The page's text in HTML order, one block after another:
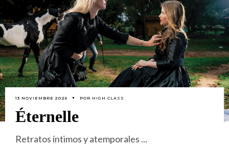
13 NOVIEMBRE 2025 POR HIGH CLASS
Éternelle
Retratos íntimos y atemporales